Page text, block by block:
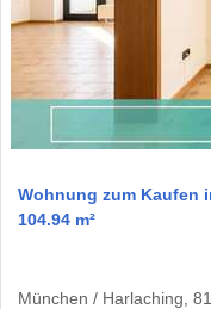
Wohnung zum Kaufen
104.94 m²
München / Harlaching,